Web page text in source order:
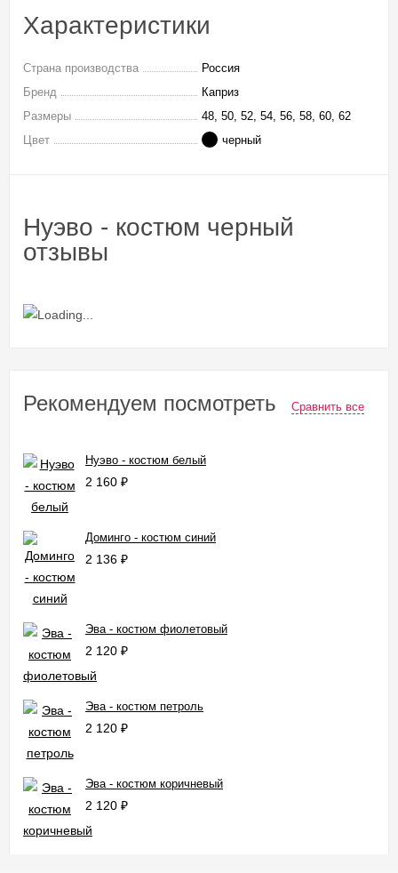
Характеристики
Страна производства
Россия
Бренд
Каприз
Размеры
48, 50, 52, 54, 56, 58, 60, 62
Цвет
черный
Нуэво - костюм черный
отзывы
Рекомендуем посмотреть Сравнить все
Нуэво - костюм белый
2 160 ₽
Доминго - костюм синий
2 136 ₽
Эва - костюм фиолетовый
2 120 ₽
Эва - костюм петроль
2 120 ₽
Эва - костюм коричневый
2 120 ₽